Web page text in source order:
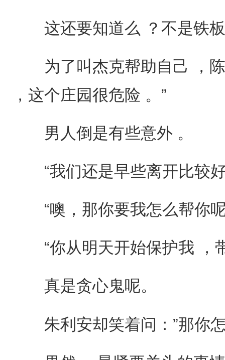
这还要知道么 ？不是铁板
为了叫杰克帮助自己 ，陈
，这个庄园很危险 。”
男人倒是有些意外 。
“我们还是早些离开比较好
“噢，那你要我怎么帮你呢
“你从明天开始保护我 ，
真是贪心鬼呢。
朱利安却笑着问：”那你怎